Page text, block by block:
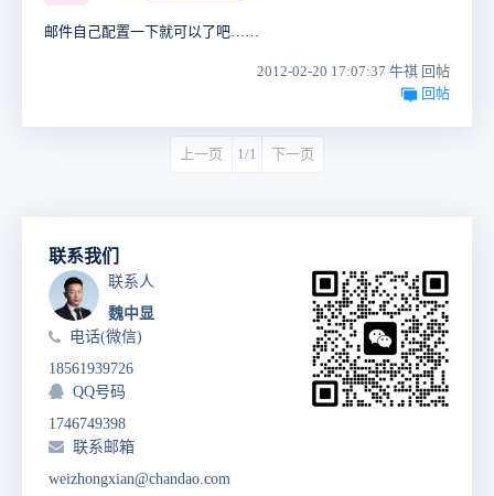
邮件自己配置一下就可以了吧……
2012-02-20 17:07:37 牛祺 回帖
回帖
上一页 1/1 下一页
联系我们
联系人
魏中显
电话(微信)
18561939726
QQ号码
1746749398
联系邮箱
weizhongxian@chandao.com